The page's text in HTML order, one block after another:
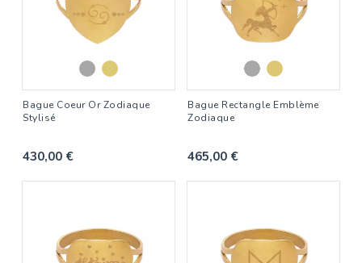
Bague Coeur Or Zodiaque
Stylisé
430,00 €
Bague Rectangle Emblème
Zodiaque
465,00 €